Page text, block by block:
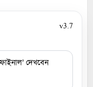
v3.7